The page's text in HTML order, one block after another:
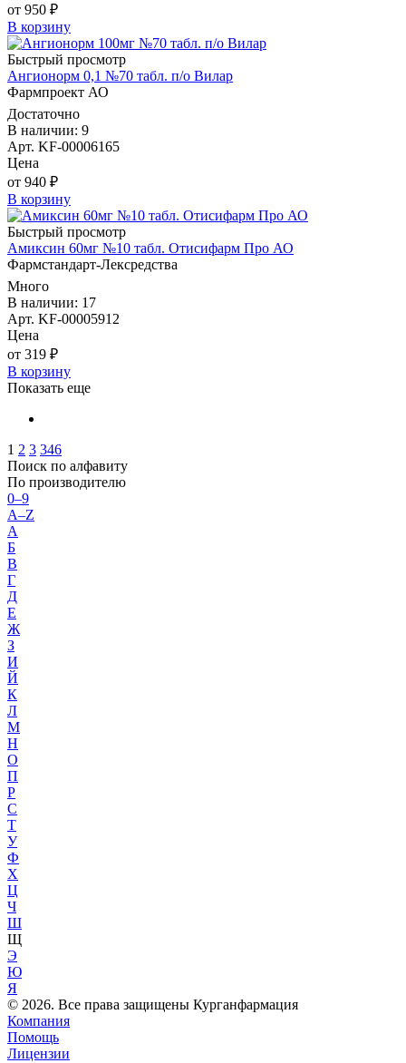
от 950 ₽
В корзину
Быстрый просмотр
Ангионорм 0,1 №70 табл. п/о Вилар
Фармпроект АО
Достаточно
В наличии: 9
Арт. KF-00006165
Цена
от 940 ₽
В корзину
Быстрый просмотр
Амиксин 60мг №10 табл. Отисифарм Про АО
Фармстандарт-Лексредства
Много
В наличии: 17
Арт. KF-00005912
Цена
от 319 ₽
В корзину
Показать еще
1 2 3 346
Поиск по алфавиту
По производителю
0–9
A–Z
А
Б
В
Г
Д
Е
Ж
З
И
Й
К
Л
М
Н
О
П
Р
С
Т
У
Ф
Х
Ц
Ч
Ш
Щ
Э
Ю
Я
© 2026. Все права защищены Курганфармация
Компания
Помощь
Лицензии